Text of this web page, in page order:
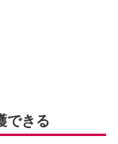
できる